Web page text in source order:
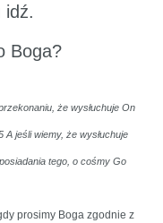
idź.
Boga?
że wysłuchuje On
jeśli wiemy, że wysłuchuje
tego, o cośmy Go
prosimy Boga zgodnie z